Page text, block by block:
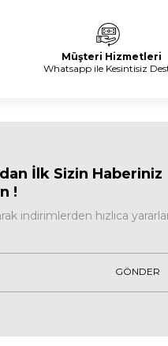
Müşteri Hizmetleri
Whatsapp ile Kesintisiz
İlk Sizin Haberiniz
!
indirimlerden hızlıca
GÖNDER